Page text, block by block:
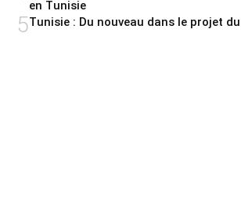
en Tunisie
5Tunisie : Du nouveau dans le projet